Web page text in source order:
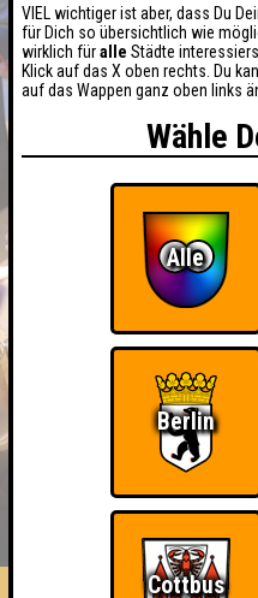
HIGHSCORE
FAQ
VIEL wichtiger ist aber, dass Du
für Dich so übersichtlich wie
wirklich füralle Städte
Klick auf das X oben rechts. Du
auf das Wappen ganz oben links
Wähle
Alle
Berlin
Cottbus